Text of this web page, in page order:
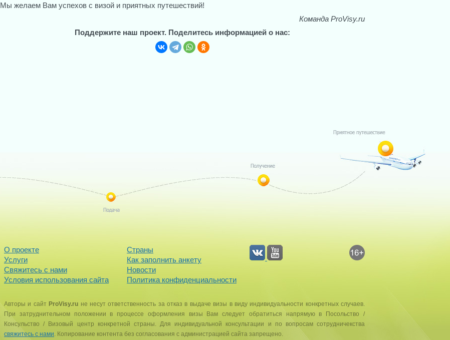
Мы желаем Вам успехов с визой и приятных путешествий!
Команда ProVisy.ru
Поддержите наш проект. Поделитесь информацией о нас:
О проекте
Страны
Услуги
Как заполнить анкету
Свяжитесь с нами
Новости
Условия использования сайта
Политика конфиденциальности
Авторы и сайт ProVisy.ru не несут ответственность за отказ в выдаче визы в виду индивидуальности конкретных случаев.
При затруднительном положении в процессе оформления визы Вам следует обратиться напрямую в Посольство /
Консульство / Визовый центр конкретной страны. Для индивидуальной консультации и по вопросам сотрудничекства
свяжитесь с нами. Копирование контента без согласования с администрацией сайта запрещено.